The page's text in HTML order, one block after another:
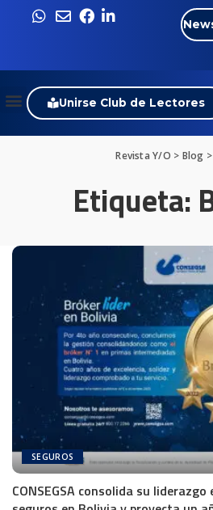
Unirse Club de Lectores
Revista Y/O > Blog
Etiqueta:
SEGUROS
CONSEGSA consolida su